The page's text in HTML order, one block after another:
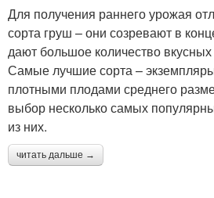
приготовления
Декоративные сорта
Для получения раннего урожая
сорта груш – они созревают в
дают большое количество
Самые лучшие сорта –
плотными плодами среднего
выбор несколько самых
из них.
читать дальше →